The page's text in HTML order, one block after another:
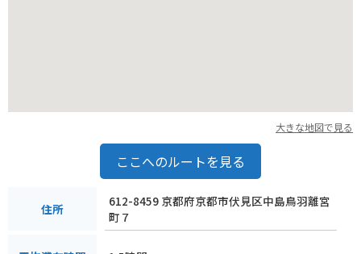
大きな地図で見る
ここへのルートを見る
住所
612-8459 京都府京都市伏見区中島鳥羽離宮
町７